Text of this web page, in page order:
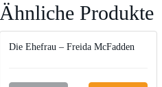
Ähnliche Produkte
Die Ehefrau – Freida McFadden